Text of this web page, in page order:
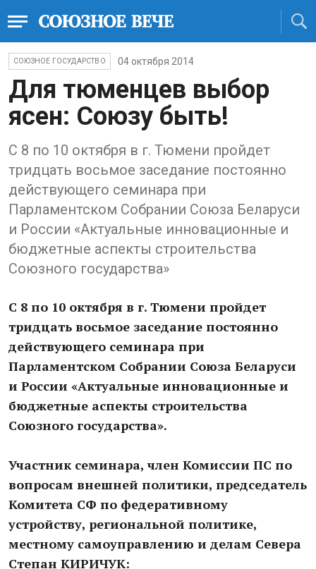
СОЮЗНОЕ ГОСУДАРСТВО 04 октября 2014
Для тюменцев выбор
ясен: Союзу быть!
С 8 по 10 октября в г. Тюмени пройдет
тридцать восьмое заседание постоянно
действующего семинара при
Парламентском Собрании Союза Беларуси
и России «Актуальные инновационные и
бюджетные аспекты строительства
Союзного государства»
С 8 по 10 октября в г. Тюмени пройдет
тридцать восьмое заседание постоянно
действующего семинара при
Парламентском Собрании Союза Беларуси
и России «Актуальные инновационные и
бюджетные аспекты строительства
Союзного государства».
Участник семинара, член Комиссии ПС по
вопросам внешней политики, председатель
Комитета СФ по федеративному
устройству, региональной политике,
местному самоуправлению и делам Севера
Степан КИРИЧУК: